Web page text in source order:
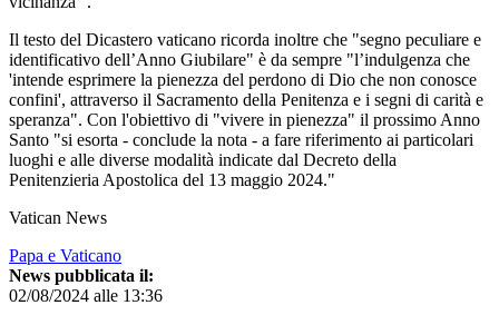
Il testo del Dicastero vaticano ricorda inoltre che "segno peculiare e
identificativo dell’Anno Giubilare" è da sempre "l’indulgenza che
'intende esprimere la pienezza del perdono di Dio che non conosce
confini', attraverso il Sacramento della Penitenza e i segni di carità e
speranza". Con l'obiettivo di "vivere in pienezza" il prossimo Anno
Santo "si esorta - conclude la nota - a fare riferimento ai particolari
luoghi e alle diverse modalità indicate dal Decreto della
Penitenzieria Apostolica del 13 maggio 2024."
Vatican News
Papa e Vaticano
News pubblicata il:
02/08/2024 alle 13:36